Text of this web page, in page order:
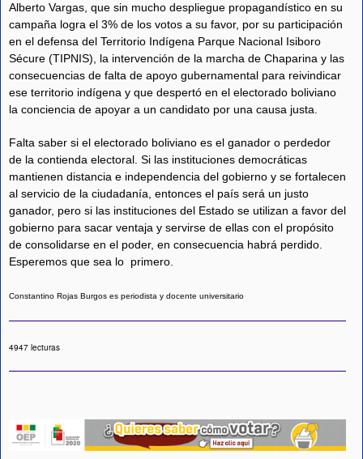
Alberto Vargas, que sin mucho despliegue propagandístico en su
campaña logra el 3% de los votos a su favor, por su participación
en el defensa del Territorio Indígena Parque Nacional Isiboro
Sécure (TIPNIS), la intervención de la marcha de Chaparina y las
consecuencias de falta de apoyo gubernamental para reivindicar
ese territorio indígena y que despertó en el electorado boliviano
la conciencia de apoyar a un candidato por una causa justa.
Falta saber si el electorado boliviano es el ganador o perdedor
de la contienda electoral. Si las instituciones democráticas
mantienen distancia e independencia del gobierno y se fortalecen
al servicio de la ciudadanía, entonces el país será un justo
ganador, pero si las instituciones del Estado se utilizan a favor del
gobierno para sacar ventaja y servirse de ellas con el propósito
de consolidarse en el poder, en consecuencia habrá perdido.
Esperemos que sea lo primero.
Constantino Rojas Burgos es periodista y docente universitario
4947 lecturas